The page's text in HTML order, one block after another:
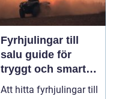
Fyrhjulingar till
salu guide för
tryggt och smart
köp
Att hitta fyrhjulingar till